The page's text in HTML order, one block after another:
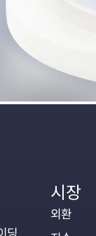
시장
외환